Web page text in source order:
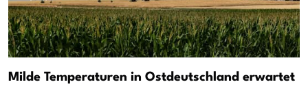
Milde Temperaturen in Ostdeutschland erwartet